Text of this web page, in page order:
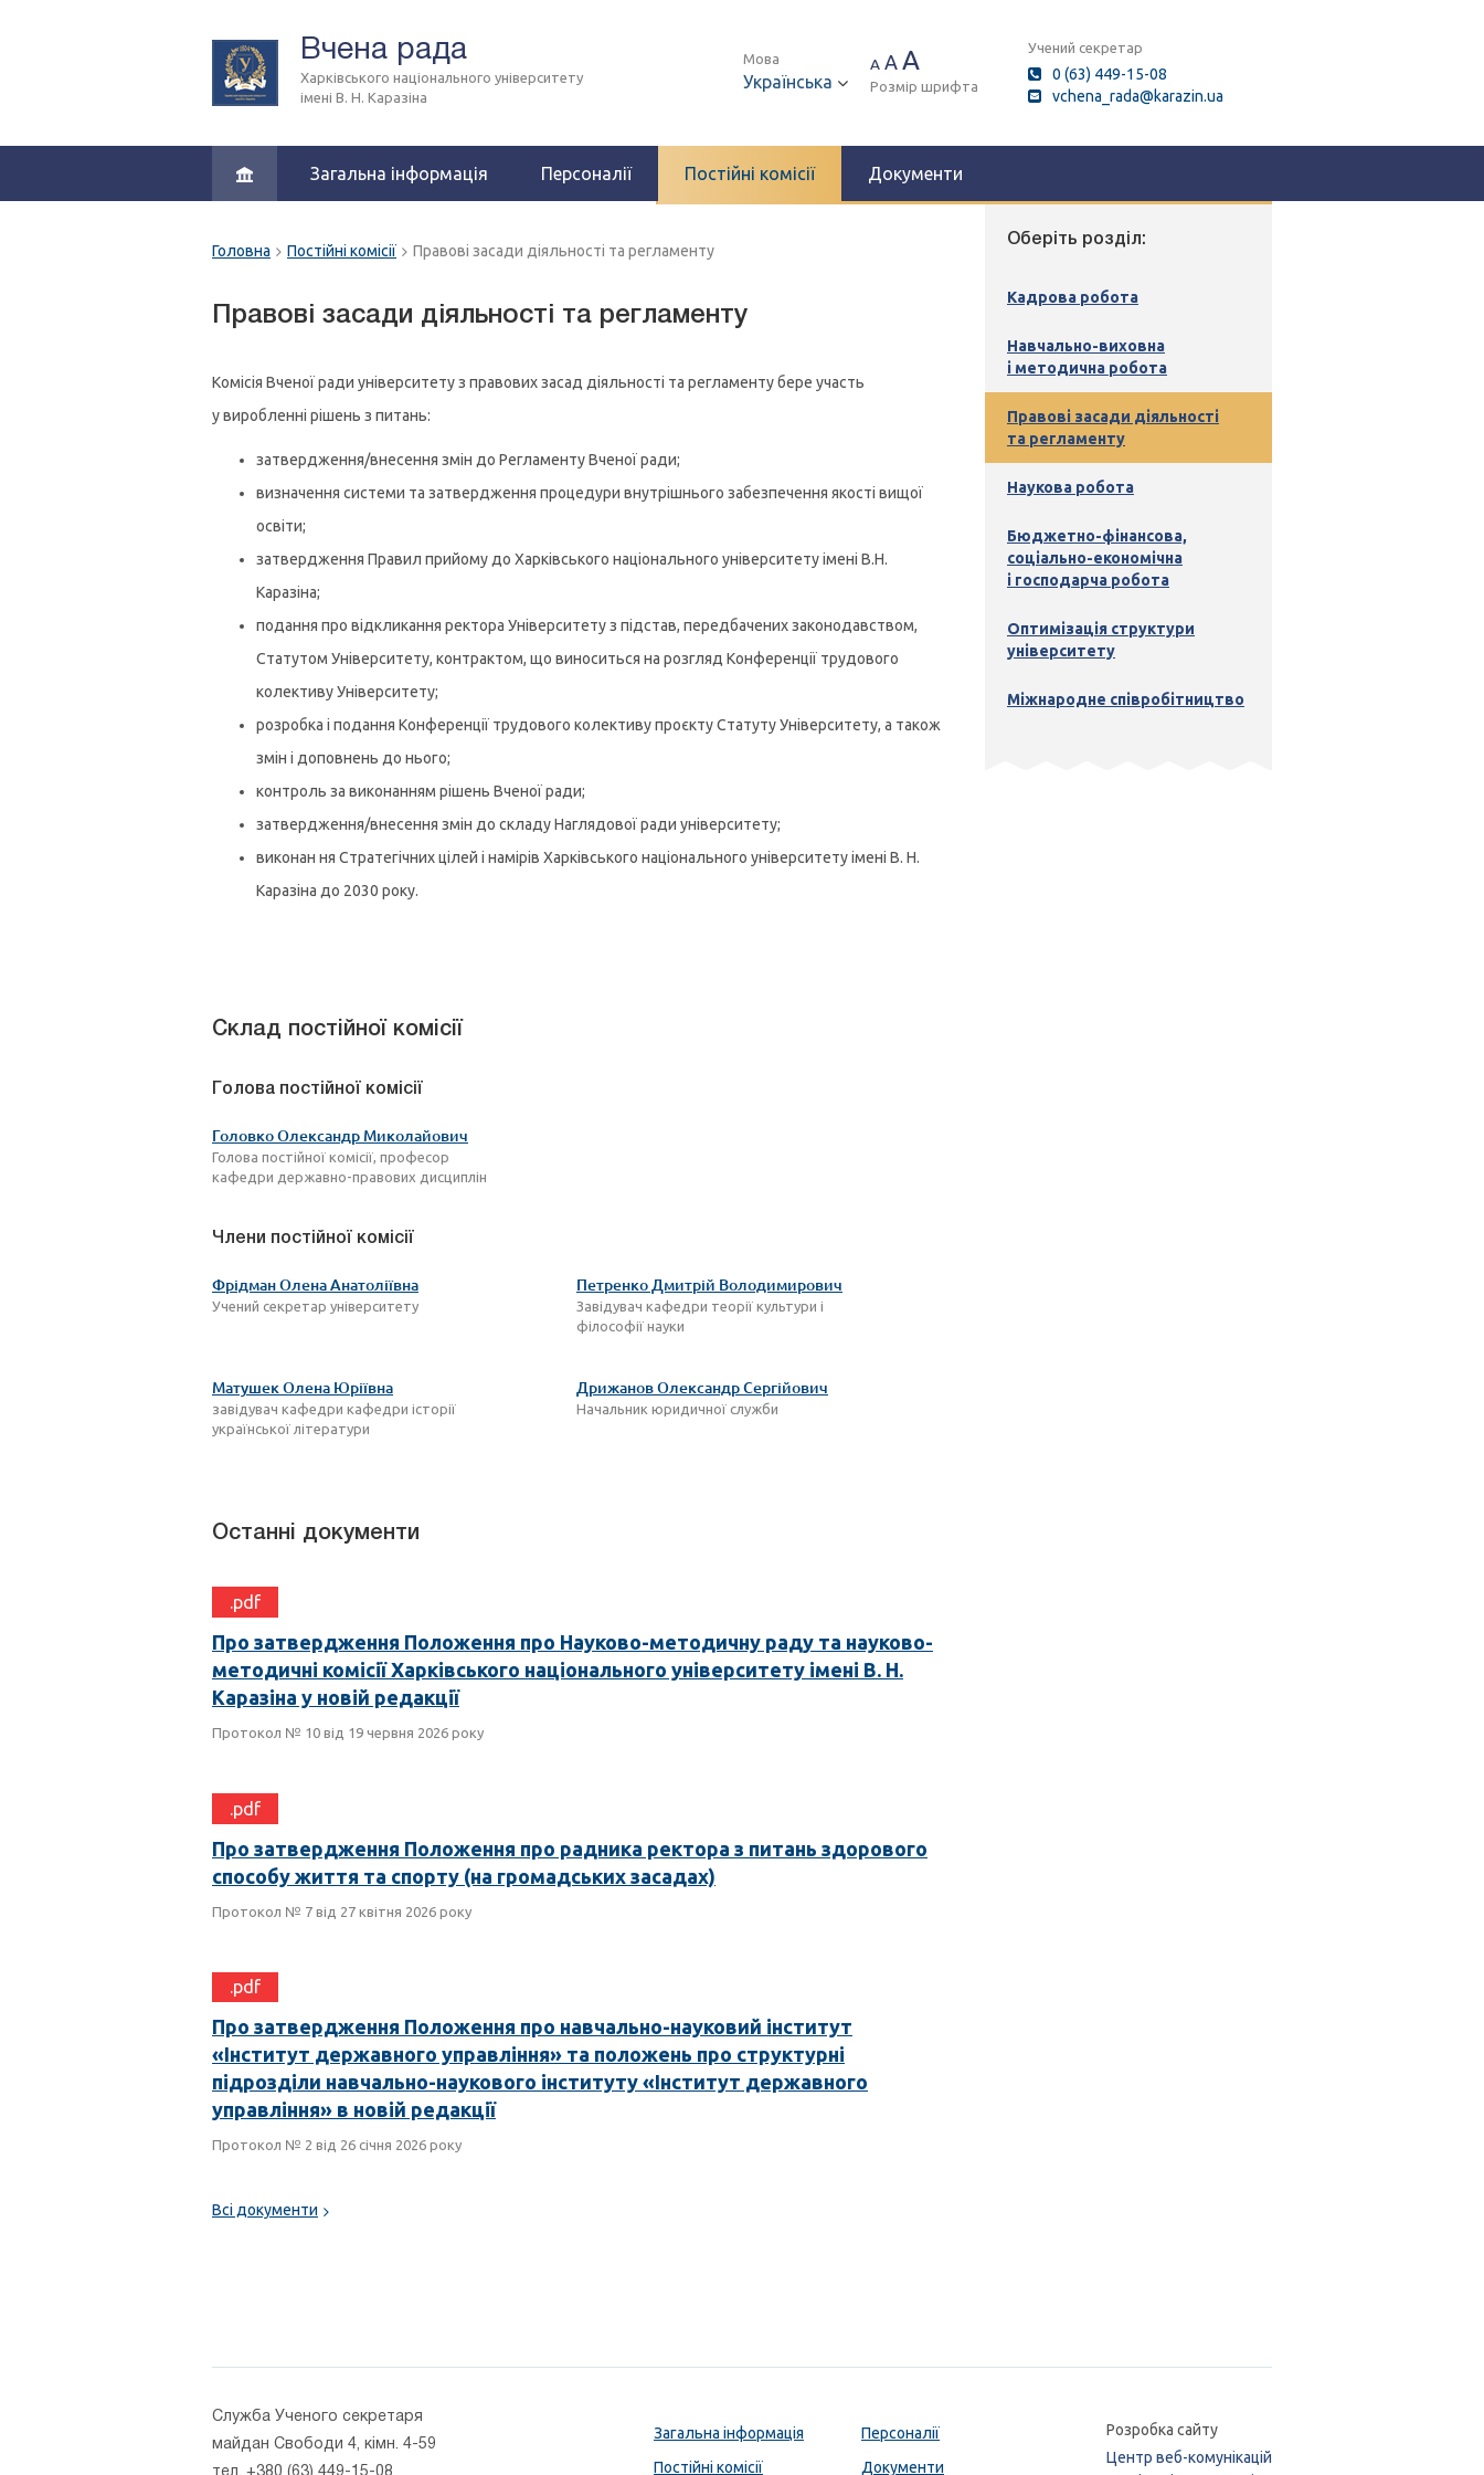
Вчена рада
Харківського національного університету
імені В. Н. Каразіна
Мова
Українська
A A A
Розмір шрифта
Учений секретар
0 (63) 449-15-08
vchena_rada@karazin.ua
Загальна інформація Персоналії Постійні комісії Документи
Головна Постійні комісії Правові засади діяльності та регламенту
Правові засади діяльності та регламенту
Комісія Вченої ради університету з правових засад діяльності та регламенту бере участь
у виробленні рішень з питань:
затвердження/внесення змін до Регламенту Вченої ради;
визначення системи та затвердження процедури внутрішнього забезпечення якості вищої
освіти;
затвердження Правил прийому до Харківського національного університету імені В.Н.
Каразіна;
подання про відкликання ректора Університету з підстав, передбачених законодавством,
Статутом Університету, контрактом, що виноситься на розгляд Конференції трудового
колективу Університету;
розробка і подання Конференції трудового колективу проєкту Статуту Університету, а також
змін і доповнень до нього;
контроль за виконанням рішень Вченої ради;
затвердження/внесення змін до складу Наглядової ради університету;
виконан ня Стратегічних цілей і намірів Харківського національного університету імені В. Н.
Каразіна до 2030 року.
Склад постійної комісії
Голова постійної комісії
Головко Олександр Миколайович
Голова постійної комісії, професор
кафедри державно-правових дисциплін
Члени постійної комісії
Фрідман Олена Анатоліївна
Учений секретар університету
Петренко Дмитрій Володимирович
Завідувач кафедри теорії культури і
філософії науки
Матушек Олена Юріївна
завідувач кафедри кафедри історії
української літератури
Дрижанов Олександр Сергійович
Начальник юридичної служби
Останні документи
.pdf
Про затвердження Положення про Науково-методичну раду та науково-
методичні комісії Харківського національного університету імені В. Н.
Каразіна у новій редакції
Протокол № 10 від 19 червня 2026 року
.pdf
Про затвердження Положення про радника ректора з питань здорового
способу життя та спорту (на громадських засадах)
Протокол № 7 від 27 квітня 2026 року
.pdf
Про затвердження Положення про навчально-науковий інститут
«Інститут державного управління» та положень про структурні
підрозділи навчально-наукового інституту «Інститут державного
управління» в новій редакції
Протокол № 2 від 26 січня 2026 року
Всі документи
Оберіть розділ:
Кадрова робота
Навчально-виховна
і методична робота
Правові засади діяльності
та регламенту
Наукова робота
Бюджетно-фінансова,
соціально-економічна
і господарча робота
Оптимізація структури
університету
Міжнародне співробітництво
Cлужба Ученого секретаря
майдан Свободи 4, кімн. 4-59
тел. +380 (63) 449-15-08
Загальна інформація
Персоналії
Постійні комісії
Документи
Розробка сайту
Центр веб-комунікацій